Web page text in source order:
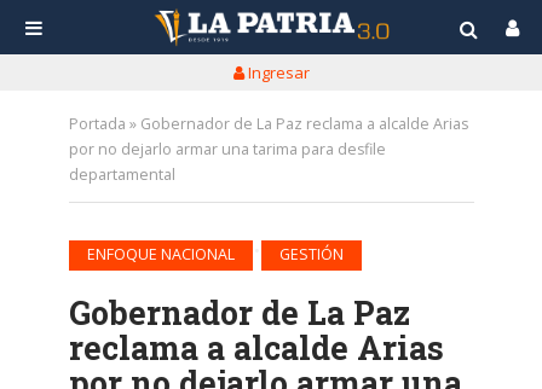
Ingresar
Portada » Gobernador de La Paz reclama a alcalde Arias
por no dejarlo armar una tarima para desfile
departamental
ENFOQUE NACIONAL GESTIÓN
Gobernador de La Paz
reclama a alcalde Arias